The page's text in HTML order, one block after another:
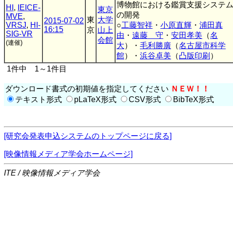
HI ,
IEICE-
MVE,
VRSJ, HI-
SIG-VR
(連催)
2015-07-02
16:15
東
京
東京
大学
山上
会館
博物館における鑑賞支援システム
の開発
○工藤智祥 ・ 小原直輝 ・ 浦田真
由 ・ 遠藤 守 ・ 安田孝美 （名
大）・ 毛利勝廣 （名古屋市科学
館）・ 浜谷卓美 （凸版印刷 ）
1件中 1～1件目
ダウンロード書式の初期値を指定してください ＮＥＷ！！
テキスト形式
pLaTeX形式 CSV形式 BibTeX形式
[研究会発表申込システムのトップページに戻る]
[映像情報メディア学会ホームページ]
ITE / 映像情報メディア学会